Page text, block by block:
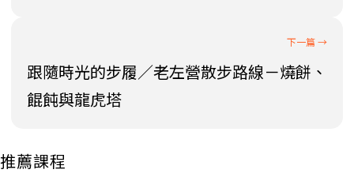
跟隨時光的步履／老左營散步路線－燒餅、
餛飩與龍虎塔
推薦課程